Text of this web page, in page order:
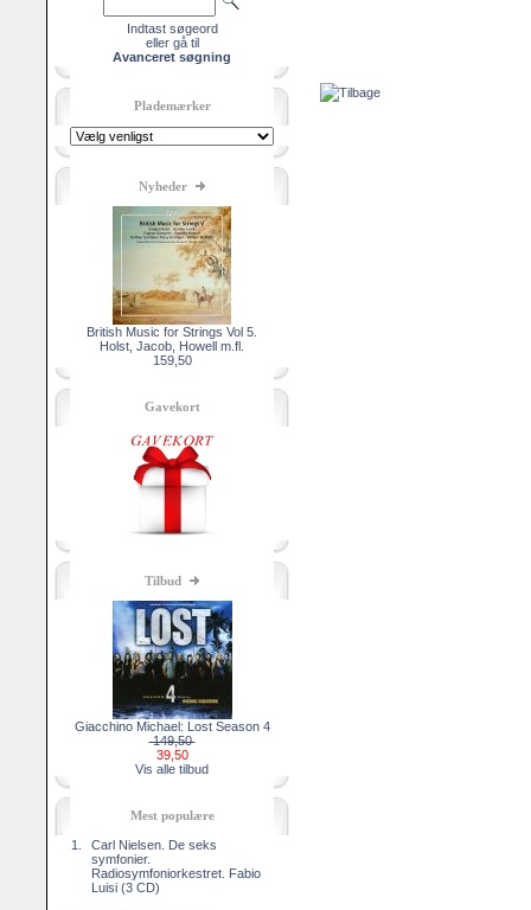
Indtast søgeord
eller gå til
Avanceret søgning
Plademærker
Nyheder
British Music for Strings Vol 5.
Holst, Jacob, Howell m.fl.
159,50
Gavekort
Tilbud
Giacchino Michael: Lost Season 4
149,50
39,50
Vis alle tilbud
Mest populære
1.
Carl Nielsen. De seks
symfonier.
Radiosymfoniorkestret. Fabio
Luisi (3 CD)